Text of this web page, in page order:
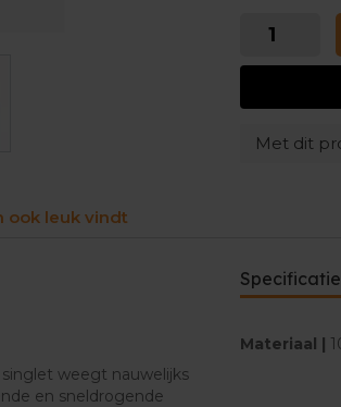
Met dit
ook leuk vindt
weegt nauwelijks
en sneldrogende
Materiaal |